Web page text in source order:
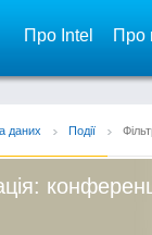
Про Intel Про
даних Події